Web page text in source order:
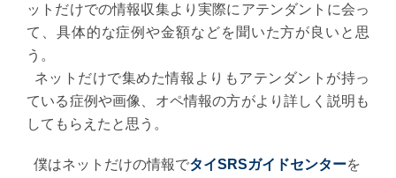
ットだけでの情報収集より実際にアテンダントに会っ
て、具体的な症例や金額などを聞いた方が良いと思
う。
ネットだけで集めた情報よりもアテンダントが持っ
ている症例や画像、オペ情報の方がより詳しく説明も
してもらえたと思う。
僕はネットだけの情報でタイSRSガイドセンターを